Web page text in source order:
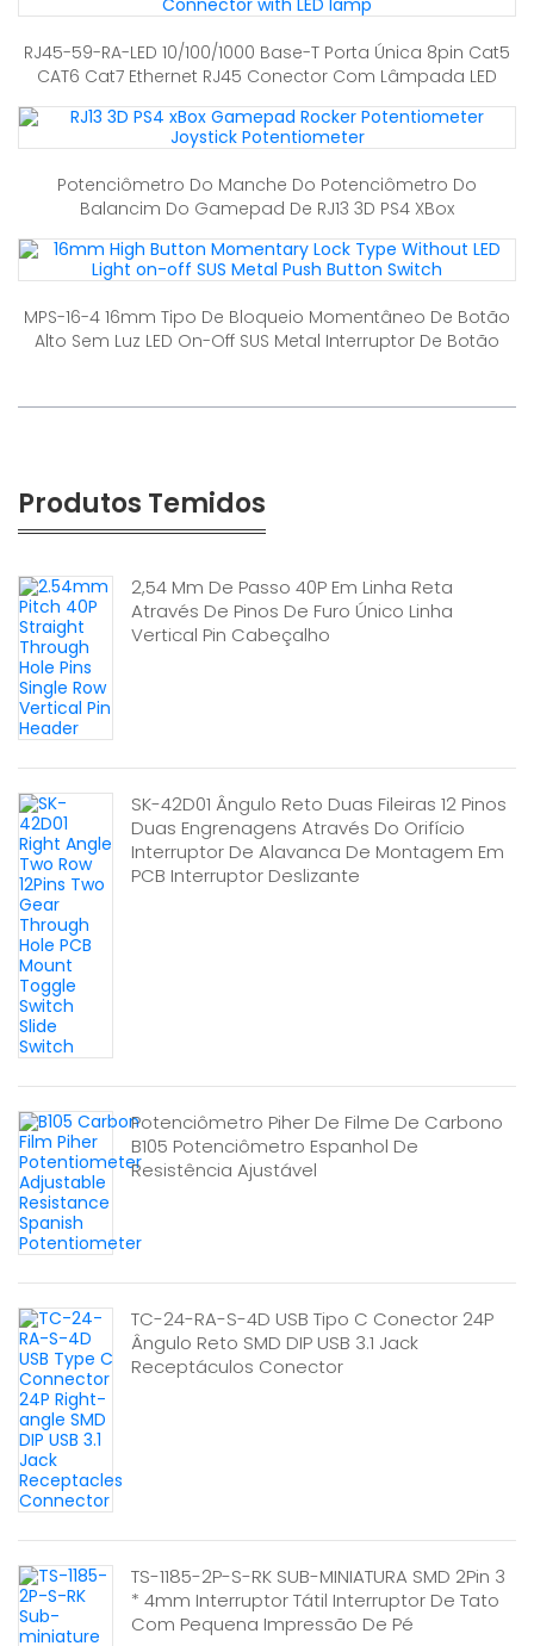
RJ45-59-RA-LED 10/100/1000 Base-T Porta Única 8pin Cat5
CAT6 Cat7 Ethernet RJ45 Conector Com Lâmpada LED
Potenciômetro Do Manche Do Potenciômetro Do
Balancim Do Gamepad De RJ13 3D PS4 XBox
MPS-16-4 16mm Tipo De Bloqueio Momentâneo De Botão
Alto Sem Luz LED On-Off SUS Metal Interruptor De Botão
Produtos Temidos
2,54 Mm De Passo 40P Em Linha Reta
Através De Pinos De Furo Único Linha
Vertical Pin Cabeçalho
SK-42D01 Ângulo Reto Duas Fileiras 12 Pinos
Duas Engrenagens Através Do Orifício
Interruptor De Alavanca De Montagem Em
PCB Interruptor Deslizante
Potenciômetro Piher De Filme De Carbono
B105 Potenciômetro Espanhol De
Resistência Ajustável
TC-24-RA-S-4D USB Tipo C Conector 24P
Ângulo Reto SMD DIP USB 3.1 Jack
Receptáculos Conector
TS-1185-2P-S-RK SUB-MINIATURA SMD 2Pin 3
* 4mm Interruptor Tátil Interruptor De Tato
Com Pequena Impressão De Pé